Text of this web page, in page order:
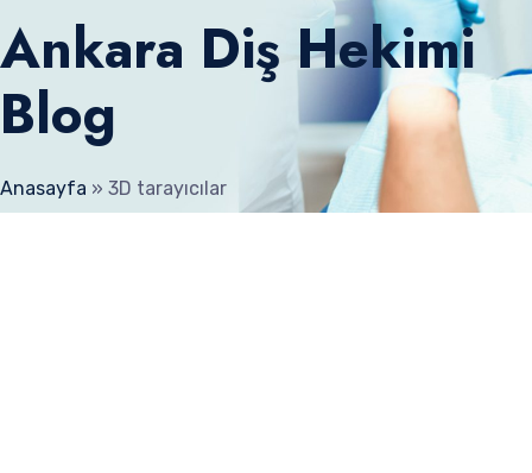
Ankara Diş Hekimi
Blog
Anasayfa » 3D tarayıcılar